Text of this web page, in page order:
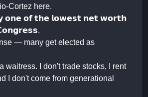
Cortez here.
𝗼𝗻𝗲 𝗼𝗳 𝘁𝗵𝗲 𝗹𝗼𝘄𝗲𝘀𝘁 𝗻𝗲𝘁 𝘄𝗼𝗿𝘁𝗵
— many get elected as
waitress. I don't trade stocks, I rent
I don't come from generational